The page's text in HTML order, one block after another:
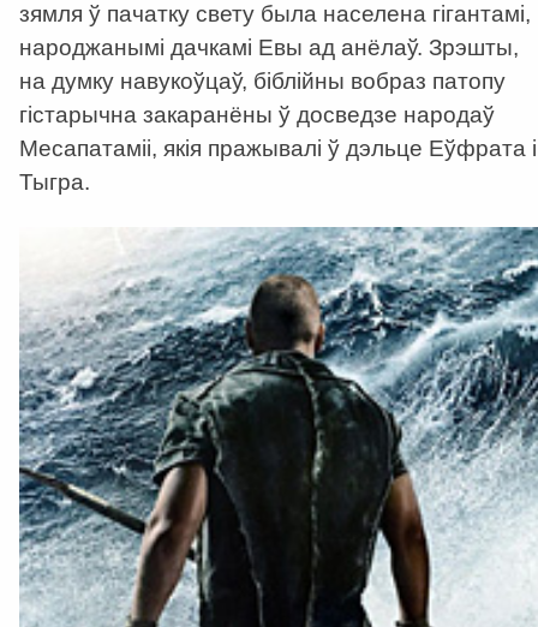
зямля ў пачатку свету была населена гігантамі,
народжанымі дачкамі Евы ад анёлаў. Зрэшты,
на думку навукоўцаў, біблійны вобраз патопу
гістарычна закаранёны ў досведзе народаў
Месапатаміі, якія пражывалі ў дэльце Еўфрата і
Тыгра.